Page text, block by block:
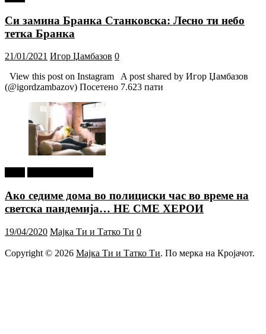
Си замина Бранка Станковска: Лесно ти небо
тетка Бранка
21/01/2021 Игор Џамбазов 0
View this post on Instagram A post shared by Игор Џамбазов
(@igordzambazov) Посетено 7.623 пати
Ако седиме дома во полициски час во време на
светска пандемија… НЕ СМЕ ХЕРОИ
19/04/2020 Мајка Ти и Татко Ти 0
Copyright © 2026 Мајка Ти и Татко Ти. По мерка на Кројачот.